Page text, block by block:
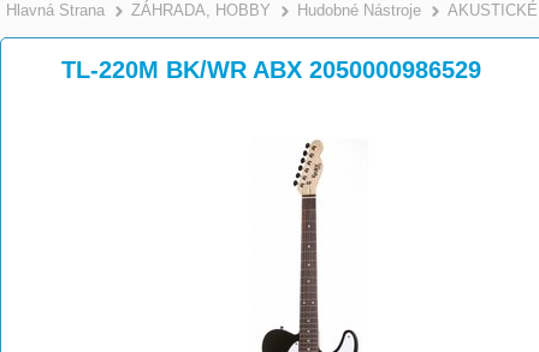
Hlavná Strana >
ZÁHRADA, HOBBY >
Hudobné Nástroje
TL-220M BK/WR ABX 2050000986529